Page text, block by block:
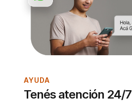
AYUDA
Tenés atención 24/7